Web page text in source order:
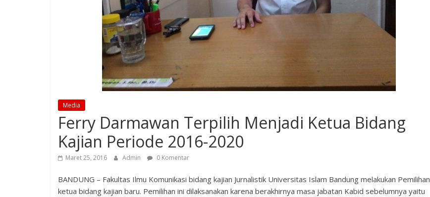
Media
Ferry Darmawan Terpilih Menjadi Ketua Bidang
Kajian Periode 2016-2020
Maret 25, 2016 Admin 0 Komentar
BANDUNG – Fakultas Ilmu Komunikasi bidang kajian Jurnalistik Universitas Islam Bandung melakukan Pemilihan
ketua bidang kajian baru. Pemilihan ini dilaksanakan karena berakhirnya masa jabatan Kabid sebelumnya yaitu